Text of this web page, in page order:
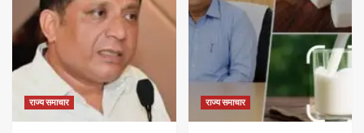
राज्य समाचार राज्य समाचार